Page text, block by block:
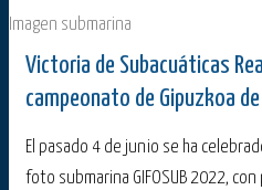
Imagen submarina
Victoria de Subacuáticas
campeonato de Gipuzkoa
El pasado 4 de junio se ha
foto submarina GIFOSUB 2022,